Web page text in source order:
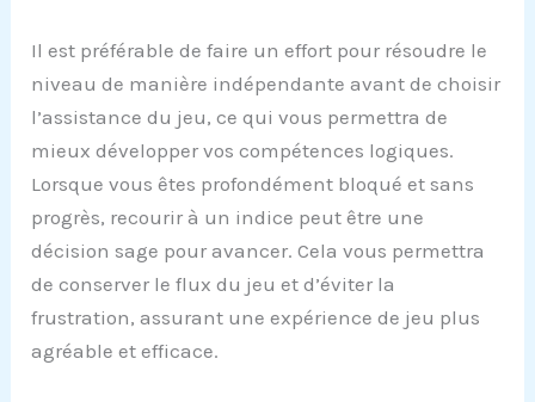
Il est préférable de faire un effort pour résoudre le
niveau de manière indépendante avant de choisir
l’assistance du jeu, ce qui vous permettra de
mieux développer vos compétences logiques.
Lorsque vous êtes profondément bloqué et sans
progrès, recourir à un indice peut être une
décision sage pour avancer. Cela vous permettra
de conserver le flux du jeu et d’éviter la
frustration, assurant une expérience de jeu plus
agréable et efficace.